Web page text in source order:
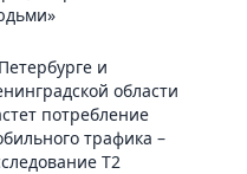
и
области
потребление
трафика –
T2